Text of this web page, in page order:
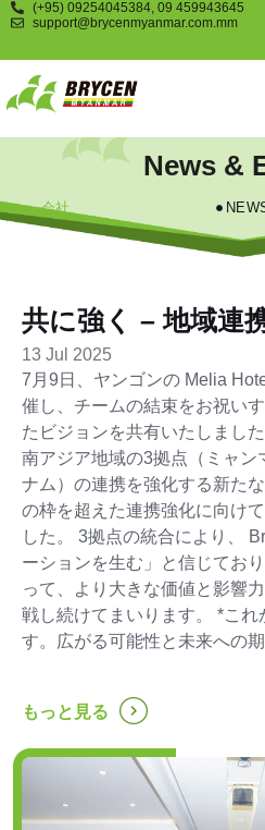
(+95) 09254045384, 09 459943645
support@brycenmyanmar.com.mm
News &
会社
共に強く – 地域連
13 Jul 2025
7月9日、ヤンゴンの Melia
催し、チームの結束をお祝い
たビジョンを共有いたしまし
南アジア地域の3拠点（ミャン
ナム）の連携を強化する新た
の枠を超えた連携強化に向け
した。 3拠点の統合により、
ーションを生む」と信じてお
って、より大きな価値と影響
戦し続けてまいります。 *こ
す。広がる可能性と未来への
もっと見る